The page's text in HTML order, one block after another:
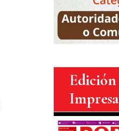
Edición
Impresa